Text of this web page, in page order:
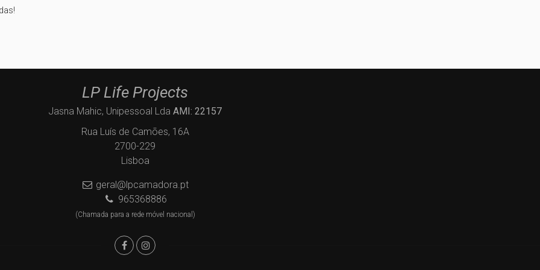
LP Life Projects
Jasna Mahic, Unipessoal Lda AMI: 22157
Rua Luís de Camões, 16A
2700-229
Lisboa
geral@lpcamadora.pt
965368886
(Chamada para a rede móvel nacional)